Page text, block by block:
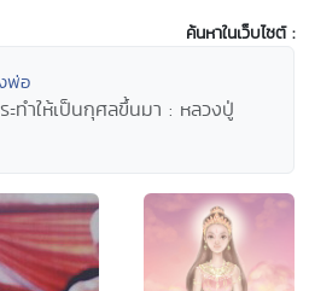
ค้นหาในเว็บไซต์ :
พ่อ
ทำให้เป็นกุศลขึ้นมา : หลวงปู่